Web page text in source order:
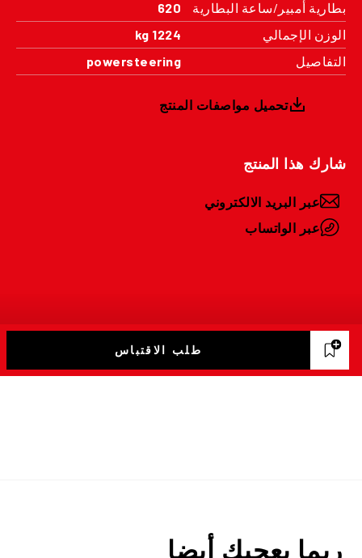
بطارية أمبير/ساعة البطارية
620
الوزن الإجمالي
1224 kg
التفاصيل
powersteering
تحميل مواصفات المنتج
شارك هذا المنتج
عبر البريد الالكتروني
عبر الواتساب
طلب الاقتباس
ربما يعجبك أيضا